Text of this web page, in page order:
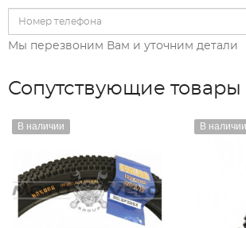
Мы перезвоним Вам и уточним детали
Сопутствующие товары
В наличии В наличии